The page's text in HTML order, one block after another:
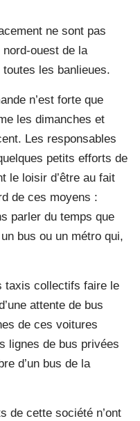
ne sont pas
ouest de la
les banlieues.
n’est forte que
les dimanches et
Les responsables
petits efforts de
le loisir d’être au fait
de ces moyens :
parler du temps que
bus ou un métro qui,
taxis collectifs faire le
attente de bus
de ces voitures
lignes de bus privées
d’un bus de la
de cette société n’ont